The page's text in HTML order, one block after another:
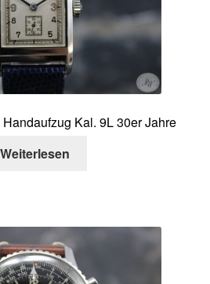
Kal. 9L 30er Jahre
Weiterlesen